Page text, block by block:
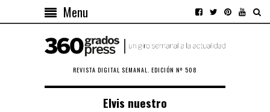
Menu
REVISTA DIGITAL SEMANAL. EDICIÓN Nº 508
Elvis nuestro